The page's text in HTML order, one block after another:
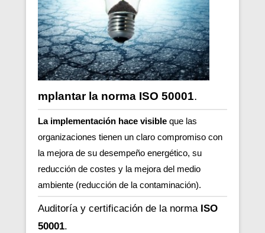
mplantar la norma ISO 50001.
La implementación hace visible que las
organizaciones tienen un claro compromiso con
la mejora de su desempeño energético, su
reducción de costes y la mejora del medio
ambiente (reducción de la contaminación).
Auditoría y certificación de la norma ISO
50001.